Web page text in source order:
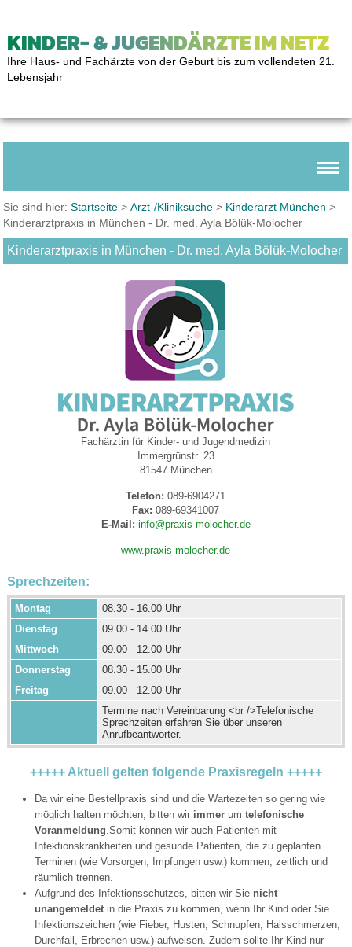
KINDER- & JUGENDÄRZTE IM NETZ
Ihre Haus- und Fachärzte von der Geburt bis zum vollendeten 21.
Lebensjahr
Sie sind hier:Startseite >Arzt-/Kliniksuche > Kinderarzt München >
Kinderarztpraxis in München - Dr. med. Ayla Bölük-Molocher
Kinderarztpraxis in München - Dr. med. Ayla Bölük-Molocher
Fachärztin für Kinder- und Jugendmedizin
Immergrünstr. 23
81547 München
Telefon: 089-6904271
Fax: 089-69341007
E-Mail: info@praxis-molocher.de
www.praxis-molocher.de
Sprechzeiten:
Montag
08.30 - 16.00 Uhr
Dienstag
09.00 - 14.00 Uhr
Mittwoch
09.00 - 12.00 Uhr
Donnerstag
08.30 - 15.00 Uhr
Freitag
09.00 - 12.00 Uhr
Termine nach Vereinbarung <br />Telefonische
Sprechzeiten erfahren Sie über unseren
Anrufbeantworter.
+++++ Aktuell gelten folgende Praxisregeln +++++
Da wir eine Bestellpraxis sind und die Wartezeiten so gering wie
möglich halten möchten, bitten wir immerum telefonische
Voranmeldung .Somit können wir auch Patienten mit
Infektionskrankheiten und gesunde Patienten, die zu geplanten
Terminen (wie Vorsorgen, Impfungen usw.) kommen, zeitlich und
räumlich trennen.
Aufgrund des Infektionsschutzes, bitten wir Sie nicht
unangemeldetin die Praxis zu kommen, wenn Ihr Kind oder Sie
Infektionszeichen (wie Fieber, Husten, Schnupfen, Halsschmerzen,
Durchfall, Erbrechen usw.) aufweisen. Zudem sollte Ihr Kind nur